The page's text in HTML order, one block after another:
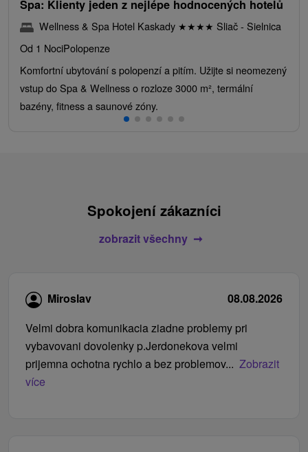
Spa: Klienty jeden z nejlépe hodnocených hotelů
Wellness & Spa Hotel Kaskady ★★★★ Sliač - Sielnica
Od 1 NociPolopenze
Komfortní ubytování s polopenzí a pitím. Užijte si neomezený
vstup do Spa & Wellness o rozloze 3000 m², termální
bazény, fitness a saunové zóny.
Spokojení zákazníci
zobrazit všechny
Miroslav
08.08.2026
Velmi dobra komunikacia ziadne problemy pri
vybavovani dovolenky p.Jerdonekova velmi
prijemna ochotna rychlo a bez problemov... Zobrazit
více